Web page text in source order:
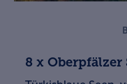
8 x Oberpfälzer